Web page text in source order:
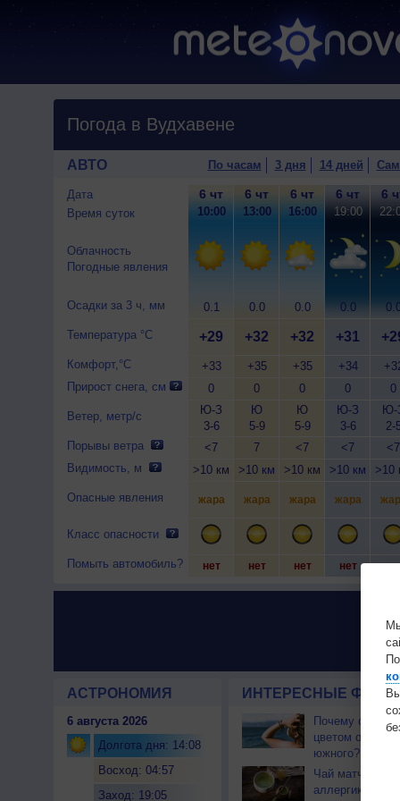
Погода в Вудхавене
АВТО По часам 3 дня 14 дней
Дата
Время суток
Облачность
Погодные явления
Осадки за 3 ч, мм
Температура °C
Комфорт,°C
Прирост снега, см
Ветер, метр/с
Порывы ветра
Видимость, м
Опасные явления
Класс опасности
Помыть автомобиль?
6 чт
10:00
0.1
+29
+33
0
Ю-З
3-6
<7
>10 км
жара
нет
6 чт
13:00
0.0
+32
+35
0
Ю
5-9
7
>10 км
жара
нет
6 чт
16:00
0.0
+32
+35
0
Ю
5-9
<7
>10 км
жара
нет
6 чт
19:00
0.0
+31
+34
0
Ю-З
3-6
<7
>10 км
жара
нет
6
0
Ю-
2-
<7
>10
АСТРОНОМИЯ
6 августа 2026
Долгота дня: 14:08
Восход: 04:57
Заход: 19:05
ИНТЕРЕСНЫЕ
Почему
цветом
южного?
Чай матча
аллергикам